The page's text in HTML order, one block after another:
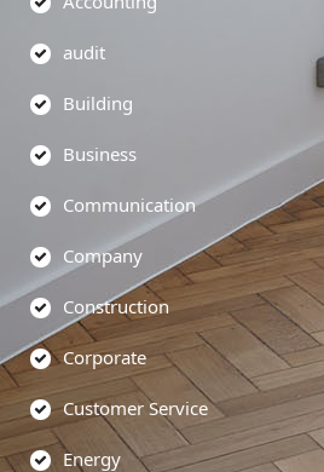
audit
Building
Business
Communication
Company
Construction
Corporate
Customer Service
Energy